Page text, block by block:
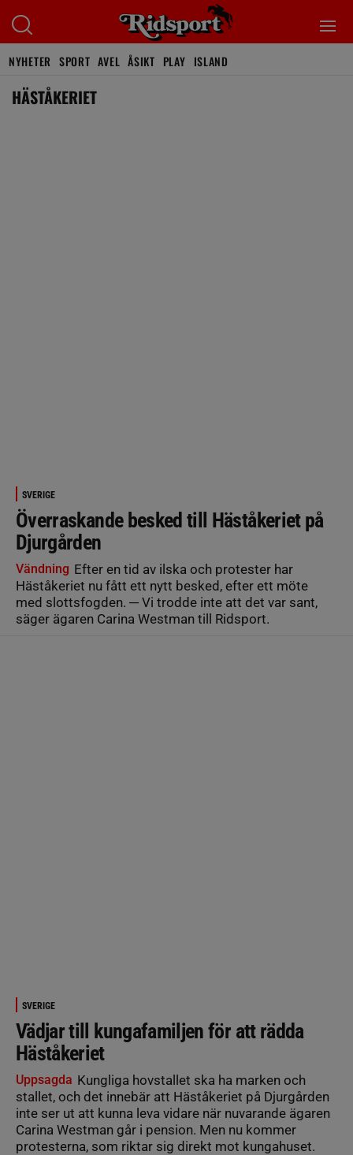
NYHETER SPORT AVEL ÅSIKT PLAY ISLAND
HÄSTÅKERIET
SVERIGE
Överraskande besked till Häståkeriet på
Djurgården
Vändning Efter en tid av ilska och protester har
Häståkeriet nu fått ett nytt besked, efter ett möte
med slottsfogden. ─ Vi trodde inte att det var sant,
säger ägaren Carina Westman till Ridsport.
SVERIGE
Vädjar till kungafamiljen för att rädda
Häståkeriet
Uppsagda Kungliga hovstallet ska ha marken och
stallet, och det innebär att Häståkeriet på Djurgården
inte ser ut att kunna leva vidare när nuvarande ägaren
Carina Westman går i pension. Men nu kommer
protesterna, som riktar sig direkt mot kungahuset.